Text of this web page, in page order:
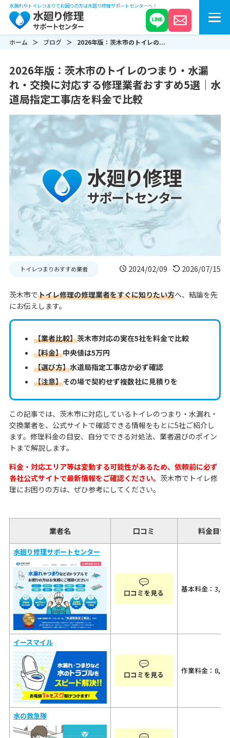
水漏れやトイレつまりでお困りの方は水廻り修理サポートセンターへ！
ホーム ブログ 2026年版：茨木市のトイレの...
2026年版：茨木市のトイレのつまり・水漏
れ・交換に対応する修理業者おすすめ5選｜水
道局指定工事店を料金で比較
トイレつまりおすすめ業者 2024/02/09 2026/07/15
茨木市でトイレ修理の修理業者をすぐに知りたい方へ、結論を先
にお伝えします。
【業者比較】茨木市対応の実在5社を料金で比較
【料金】中央値は5万円
【選び方】水道局指定工事店か必ず確認
【注意】その場で契約せず複数社に見積りを
この記事では、茨木市に対応しているトイレのつまり・水漏れ・
交換業者を、公式サイトで確認できる情報をもとに5社ご紹介し
ます。修理料金の目安、自分でできる対処法、業者選びのポイン
トまで解説します。
料金・対応エリア等は変動する可能性があるため、依頼前に必ず
各社公式サイトで最新情報をご確認ください。 茨木市でトイレ修
理にお困りの方は、ぜひ参考にしてください。
業者名 口コミ 料金目安
水廻り修理サポートセンター
口コミを見る 基本料金：
イースマイル
口コミを見る 作業料金：
水の救急隊